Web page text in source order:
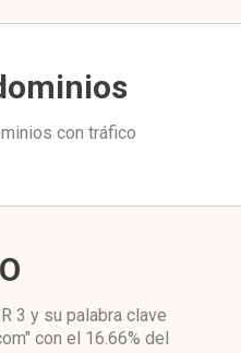
con tráfico
3 y su palabra clave
con el 16.66% del